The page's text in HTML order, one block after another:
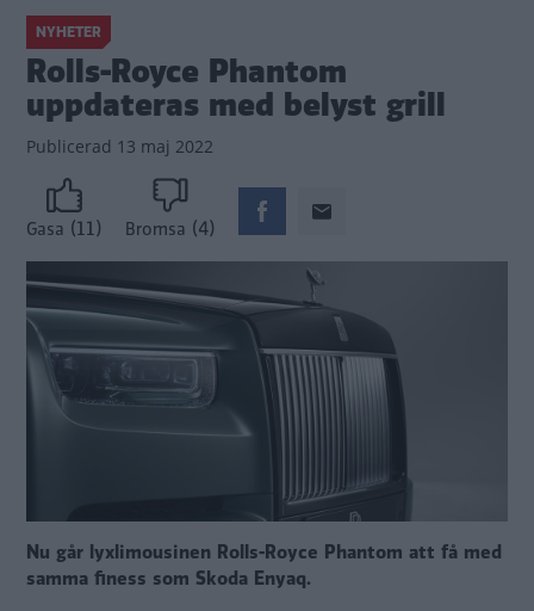
NYHETER
Rolls-Royce Phantom
uppdateras med belyst grill
Publicerad 13 maj 2022
Gasa (11) Bromsa (4)
Nu går lyxlimousinen Rolls-Royce Phantom att få med
samma finess som Skoda Enyaq.